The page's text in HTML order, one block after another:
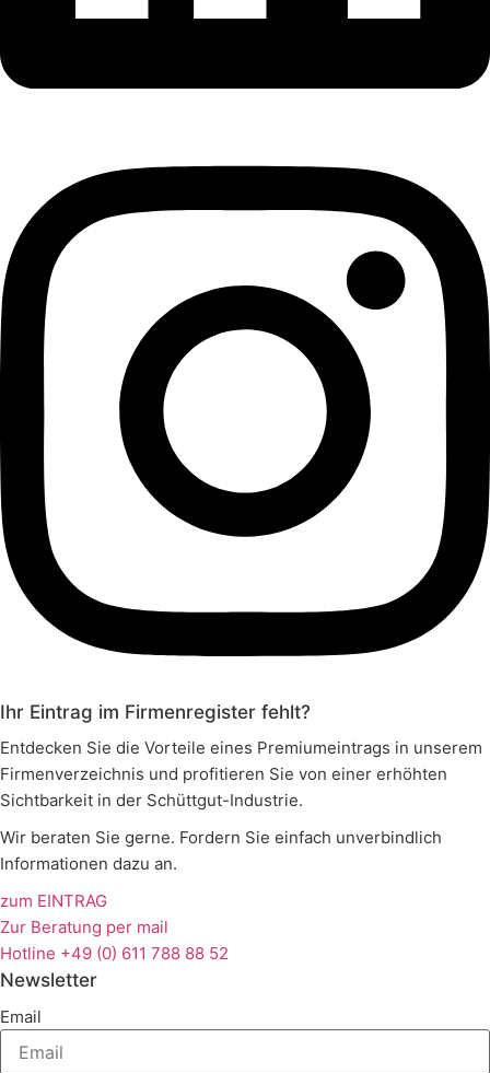
Ihr Eintrag im Firmenregister fehlt?
Entdecken Sie die Vorteile eines Premiumeintrags in unserem
Firmenverzeichnis und profitieren Sie von einer erhöhten
Sichtbarkeit in der Schüttgut-Industrie.
Wir beraten Sie gerne. Fordern Sie einfach unverbindlich
Informationen dazu an.
zum EINTRAG
Zur Beratung per mail
Hotline +49 (0) 611 788 88 52
Newsletter
Email